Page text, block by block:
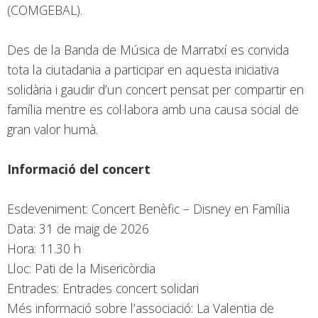
(COMGEBAL).
Des de la Banda de Música de Marratxí es convida
tota la ciutadania a participar en aquesta iniciativa
solidària i gaudir d’un concert pensat per compartir en
família mentre es col·labora amb una causa social de
gran valor humà.
Informació del concert
Esdeveniment: Concert Benèfic – Disney en Família
Data: 31 de maig de 2026
Hora: 11.30 h
Lloc: Pati de la Misericòrdia
Entrades: Entrades concert solidari
Més informació sobre l’associació: La Valentia de